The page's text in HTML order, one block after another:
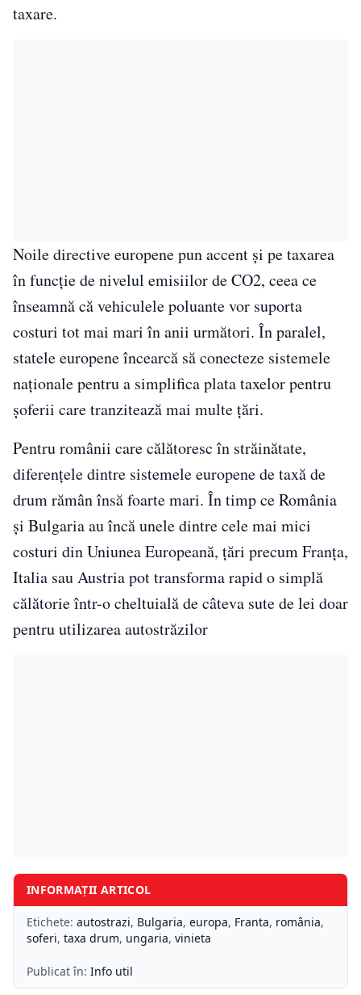
taxare.
Noile directive europene pun accent și pe taxarea
în funcție de nivelul emisiilor de CO2, ceea ce
înseamnă că vehiculele poluante vor suporta
costuri tot mai mari în anii următori. În paralel,
statele europene încearcă să conecteze sistemele
naționale pentru a simplifica plata taxelor pentru
șoferii care tranzitează mai multe țări.
Pentru românii care călătoresc în străinătate,
diferențele dintre sistemele europene de taxă de
drum rămân însă foarte mari. În timp ce România
și Bulgaria au încă unele dintre cele mai mici
costuri din Uniunea Europeană, țări precum Franța,
Italia sau Austria pot transforma rapid o simplă
călătorie într-o cheltuială de câteva sute de lei doar
pentru utilizarea autostrăzilor
INFORMAȚII ARTICOL
Etichete: autostrazi, Bulgaria, europa, Franta, românia,
soferi, taxa drum, ungaria, vinieta
Publicat în: Info util